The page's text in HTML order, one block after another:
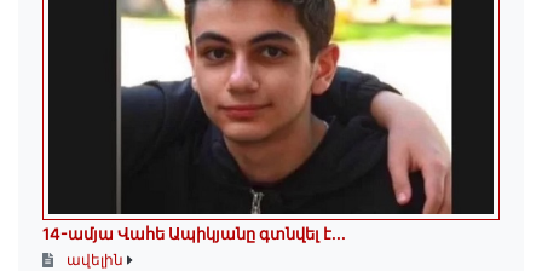
14-ամյա Վահե Ապիկյանը գտնվել է...
ավելին